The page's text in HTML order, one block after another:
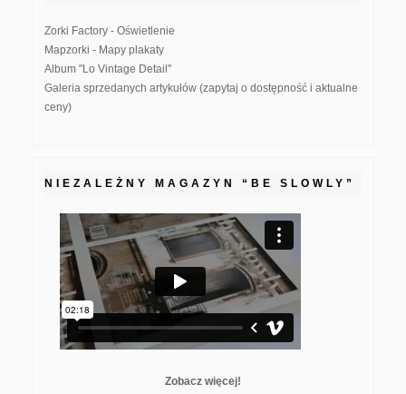
Zorki Factory - Oświetlenie
Mapzorki - Mapy plakaty
Album "Lo Vintage Detail"
Galeria sprzedanych artykułów (zapytaj o dostępność i aktualne
ceny)
NIEZALEŻNY MAGAZYN “BE SLOWLY”
Zobacz więcej!